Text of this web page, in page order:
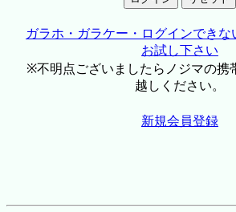
ガラホ・ガラケー・ログインできな
お試し下さい
※不明点ございましたらノジマの携
越しください。
新規会員登録